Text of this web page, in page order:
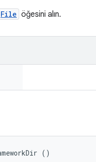
File öğesini alın.
()